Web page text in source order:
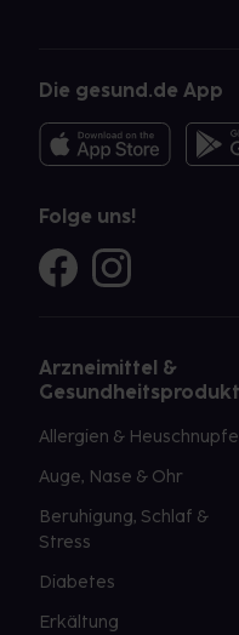
Die gesund.de App
Folge uns!
Arzneimittel &
Allergien &
Auge, Nase & Ohr
Beruhigung, Schlaf &
Stress
Diabetes
Erkältung